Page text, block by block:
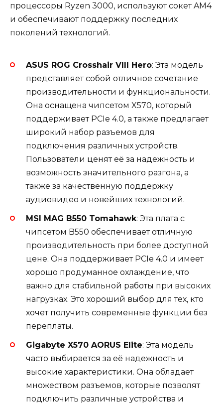
процессоры Ryzen 3000, используют сокет AM4
и обеспечивают поддержку последних
поколений технологий.
ASUS ROG Crosshair VIII Hero: Эта модель
представляет собой отличное сочетание
производительности и функциональности.
Она оснащена чипсетом X570, который
поддерживает PCIe 4.0, а также предлагает
широкий набор разъемов для
подключения различных устройств.
Пользователи ценят её за надежность и
возможность значительного разгона, а
также за качественную поддержку
аудиовидео и новейших технологий.
MSI MAG B550 Tomahawk: Эта плата с
чипсетом B550 обеспечивает отличную
производительность при более доступной
цене. Она поддерживает PCIe 4.0 и имеет
хорошо продуманное охлаждение, что
важно для стабильной работы при высоких
нагрузках. Это хороший выбор для тех, кто
хочет получить современные функции без
переплаты.
Gigabyte X570 AORUS Elite: Эта модель
часто выбирается за её надежность и
высокие характеристики. Она обладает
множеством разъемов, которые позволят
подключить различные устройства и